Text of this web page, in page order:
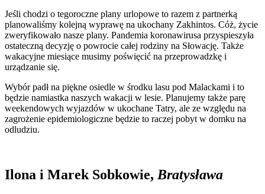
Jeśli chodzi o tegoroczne plany urlopowe to razem z partnerką
planowaliśmy kolejną wyprawę na ukochany Zakhintos. Cóż, życie
zweryfikowało nasze plany. Pandemia koronawirusa przyspieszyła
ostateczną decyzję o powrocie całej rodziny na Słowację. Także
wakacyjne miesiące musimy poświęcić na przeprowadzkę i
urządzanie się.
Wybór padł na piękne osiedle w środku lasu pod Malackami i to
będzie namiastka naszych wakacji w lesie. Planujemy także parę
weekendowych wyjazdów w ukochane Tatry, ale ze względu na
zagrożenie epidemiologiczne będzie to raczej pobyt w domku na
odludziu.
Ilona i Marek Sobkowie,Bratysława